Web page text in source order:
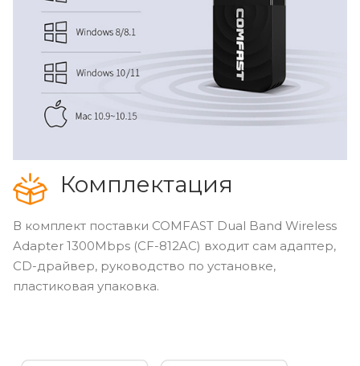
Комплектация
В комплект поставки COMFAST Dual Band Wireless
Adapter 1300Mbps (CF-812AC) входит сам адаптер,
CD-драйвер, руководство по установке,
пластиковая упаковка.